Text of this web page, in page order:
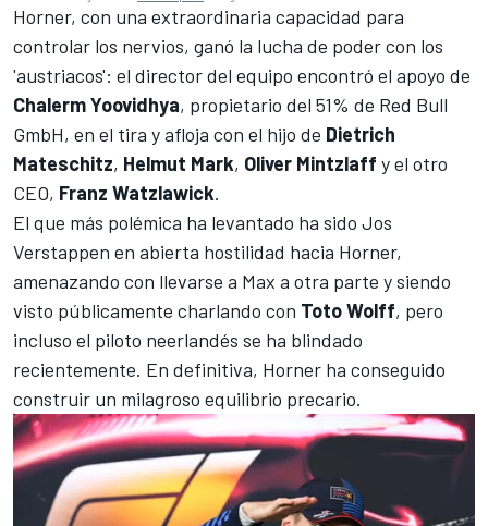
Horner, con una extraordinaria capacidad para
controlar los nervios, ganó la lucha de poder con los
'austriacos': el director del equipo encontró el apoyo de
Chalerm Yoovidhya, propietario del 51% de Red Bull
GmbH, en el tira y afloja con el hijo de Dietrich
Mateschitz, Helmut Mark, Oliver Mintzlaff y el otro
CEO, Franz Watzlawick.
El que más polémica ha levantado ha sido Jos
Verstappen en abierta hostilidad hacia Horner,
amenazando con llevarse a Max a otra parte y siendo
visto públicamente charlando con Toto Wolff, pero
incluso el piloto neerlandés se ha blindado
recientemente. En definitiva, Horner ha conseguido
construir un milagroso equilibrio precario.